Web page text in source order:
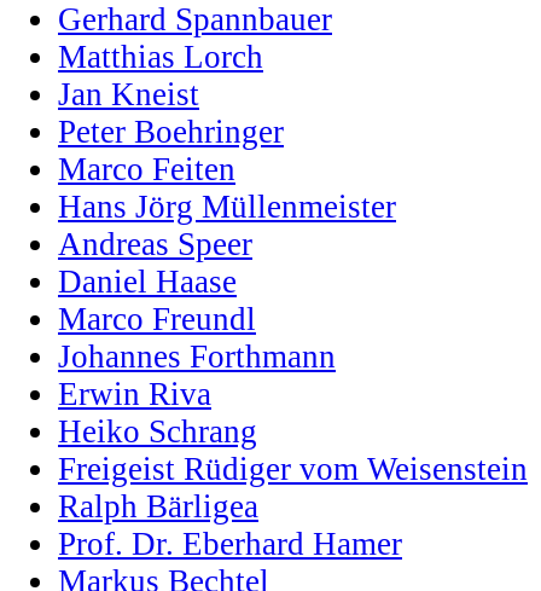
Gerhard Spannbauer
Matthias Lorch
Jan Kneist
Peter Boehringer
Marco Feiten
Hans Jörg Müllenmeister
Andreas Speer
Daniel Haase
Marco Freundl
Johannes Forthmann
Erwin Riva
Heiko Schrang
Freigeist Rüdiger vom Weisenstein
Ralph Bärligea
Prof. Dr. Eberhard Hamer
Markus Bechtel